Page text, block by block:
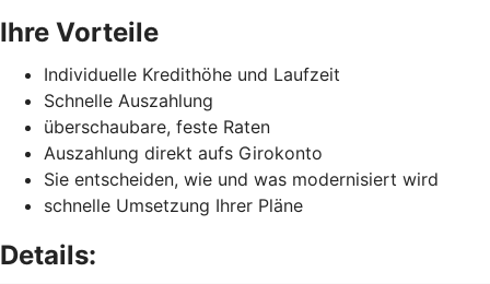
Ihre Vorteile
Individuelle Kredithöhe und Laufzeit
Schnelle Auszahlung
überschaubare, feste Raten
Auszahlung direkt aufs Girokonto
Sie entscheiden, wie und was modernisiert wird
schnelle Umsetzung Ihrer Pläne
Details: